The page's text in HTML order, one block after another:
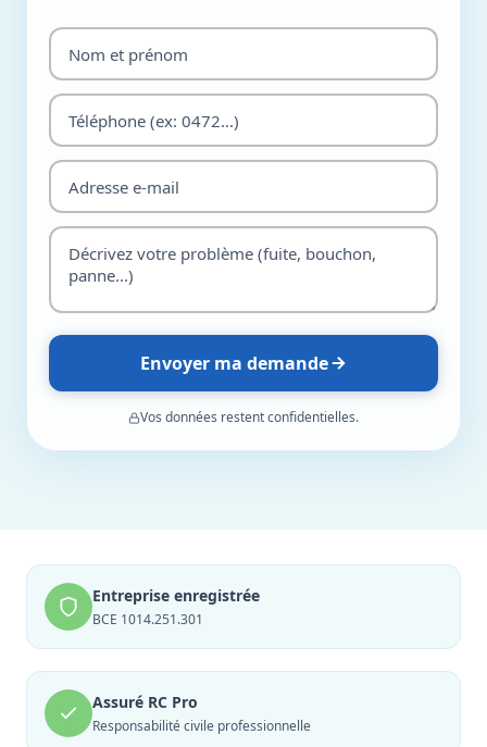
Envoyer ma demande
Vos données restent confidentielles.
Entreprise enregistrée
BCE 1014.251.301
Assuré RC Pro
Responsabilité civile professionnelle